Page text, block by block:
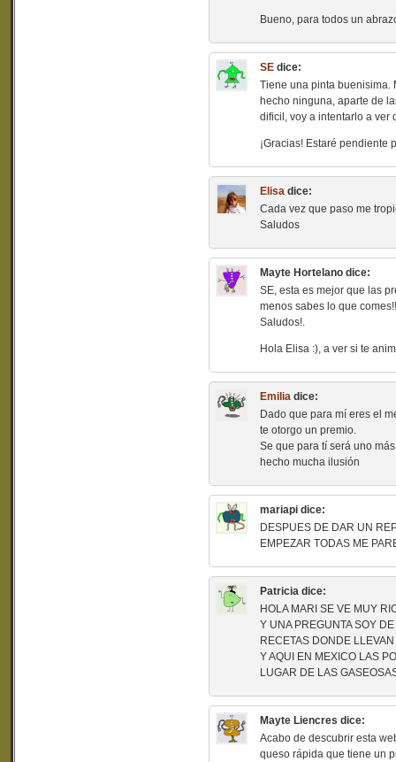
Bueno, para todos un
SE dice:
Tiene una pinta buenisima.
hecho ninguna, aparte de
dificil, voy a intentarlo a ver
¡Gracias! Estaré pendiente
Elisa dice:
Cada vez que paso me
Saludos
Mayte Hortelano dice:
SE, esta es mejor que las
menos sabes lo que
Saludos!.
Hola Elisa :), a ver si te
Emilia dice:
Dado que para mí eres el
te otorgo un premio.
Se que para tí será uno
hecho mucha ilusión
mariapi dice:
DESPUES DE DAR UN
EMPEZAR TODAS ME
Patricia dice:
HOLA MARI SE VE MUY
Y UNA PREGUNTA SOY
RECETAS DONDE
Y AQUI EN MEXICO LAS
LUGAR DE LAS
Mayte Liencres dice:
Acabo de descubrir esta
queso rápida que tiene un